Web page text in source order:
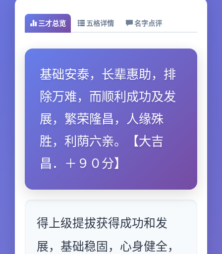
三才总览 五格详情 名字点评
基础安泰，长辈惠助，排
除万难，而顺利成功及发
展，繁荣隆昌，人缘殊
胜，利荫六亲。【大吉
昌．＋９０分】
得上级提拔获得成功和发
展，基础稳固，心身健全，